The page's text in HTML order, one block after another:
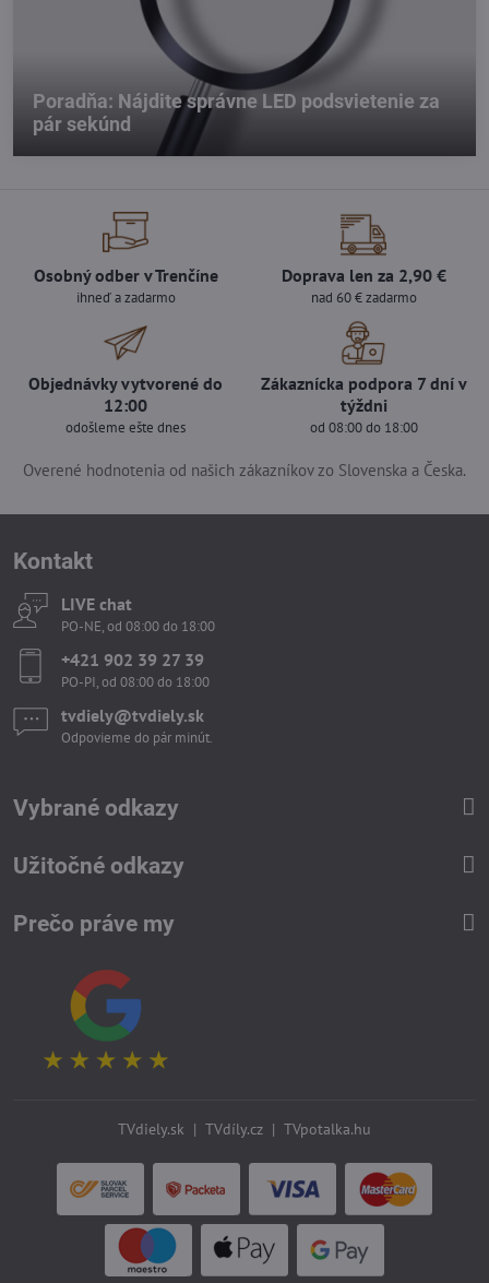
Poradňa: Nájdite správne LED podsvietenie za
pár sekúnd
Osobný odber v Trenčíne
ihneď a zadarmo
Doprava len za 2,90 €
nad 60 € zadarmo
Objednávky vytvorené do
12:00
odošleme ešte dnes
Zákaznícka podpora 7 dní v
týždni
od 08:00 do 18:00
Overené hodnotenia od našich zákazníkov zo Slovenska a Česka.
Kontakt
LIVE chat
PO-NE, od 08:00 do 18:00
+421 902 39 27 39
PO-PI, od 08:00 do 18:00
tvdiely​​@tvdiely​​.sk
Odpovieme do pár minút.
Vybrané odkazy
Užitočné odkazy
Prečo práve my
TVdiely.sk | TVdíly.cz | TVpotalka.hu